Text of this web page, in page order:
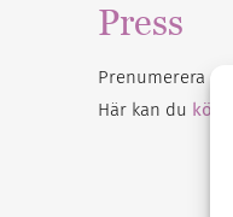
Press
Prenumerera på
Här kan du